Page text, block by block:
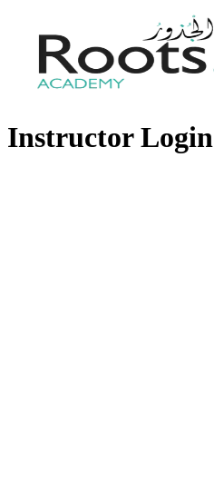
Instructor Login